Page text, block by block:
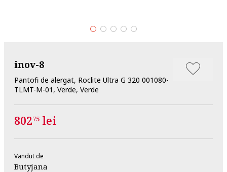
inov-8
Pantofi de alergat, Roclite Ultra G 320 001080-
TLMT-M-01, Verde, Verde
80275 lei
Vandut de
Butyjana